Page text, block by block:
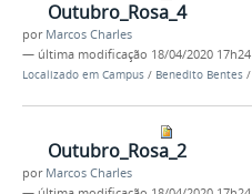
Outubro_Rosa_4
por Marcos Charles
— última modificação 18/04/2020 17h24
Localizado em Campus / Benedito Bentes /
Outubro_Rosa_2
por Marcos Charles